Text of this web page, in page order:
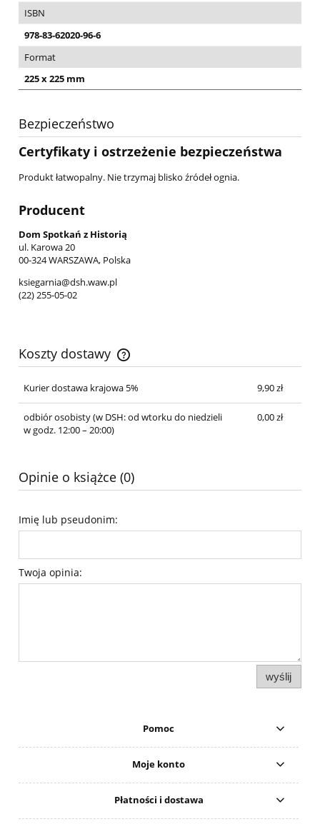
ISBN
978-83-62020-96-6
Format
225 x 225 mm
Bezpieczeństwo
Certyfikaty i ostrzeżenie bezpieczeństwa
Produkt łatwopalny. Nie trzymaj blisko źródeł ognia.
Producent
Dom Spotkań z Historią
ul. Karowa 20
00-324 WARSZAWA, Polska
ksiegarnia@dsh.waw.pl
(22) 255-05-02
Koszty dostawy
Cena nie zawiera ewentualnych kosztów płatności
Kurier dostawa krajowa 5%
9,90 zł
odbiór osobisty(w DSH: od wtorku do niedzieli
w godz. 12:00 – 20:00)
0,00 zł
Opinie o książce (0)
Imię lub pseudonim:
Twoja opinia:
wyślij
Pomoc
Moje konto
Płatności i dostawa